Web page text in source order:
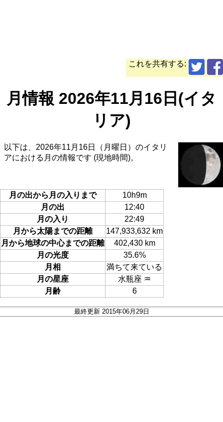
これを共有する:
月情報 2026年11月16日(イタ
リア)
以下は、2026年11月16日（月曜日）のイタリ
アにおける月の情報です (現地時間)。
月の出から月の入りまで
10h9m
月の出
12:40
月の入り
22:49
月から太陽までの距離
147,933,632 km
月から地球の中心までの距離
402,430 km
月の光度
35.6%
月相
満ちて来ている
月の星座
水瓶座 ♒
月齢
6
最終更新 2015年06月29日